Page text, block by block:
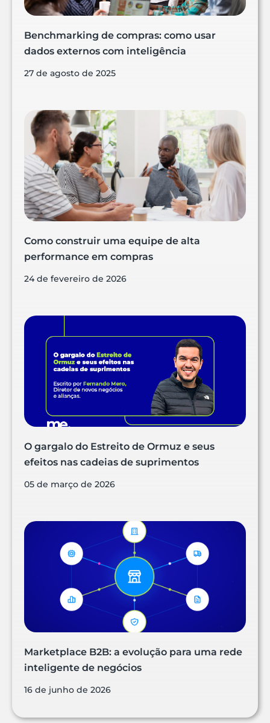
Benchmarking de compras: como usar
dados externos com inteligência
27 de agosto de 2025
Como construir uma equipe de alta
performance em compras
24 de fevereiro de 2026
O gargalo do Estreito de Ormuz e seus
efeitos nas cadeias de suprimentos
05 de março de 2026
Marketplace B2B: a evolução para uma rede
inteligente de negócios
16 de junho de 2026